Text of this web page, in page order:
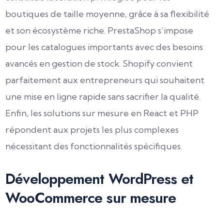
boutiques de taille moyenne, grâce à sa flexibilité
et son écosystème riche. PrestaShop s’impose
pour les catalogues importants avec des besoins
avancés en gestion de stock. Shopify convient
parfaitement aux entrepreneurs qui souhaitent
une mise en ligne rapide sans sacrifier la qualité.
Enfin, les solutions sur mesure en React et PHP
répondent aux projets les plus complexes
nécessitant des fonctionnalités spécifiques.
Développement WordPress et
WooCommerce sur mesure